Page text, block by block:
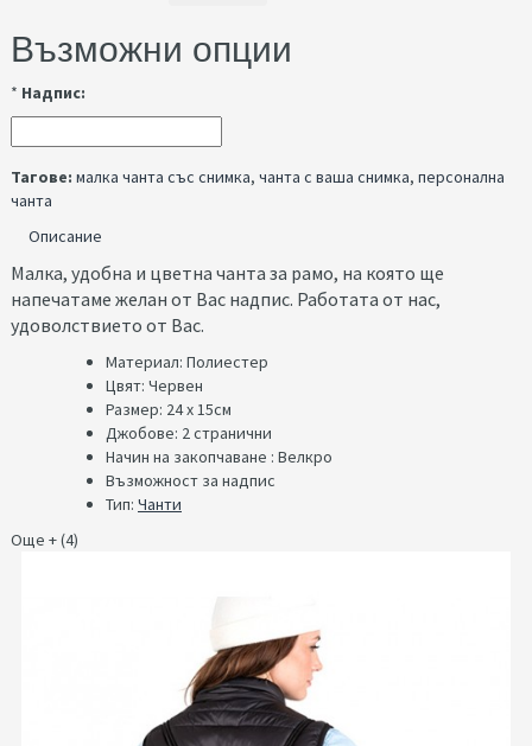
Възможни опции
* Надпис:
Тагове: малка чанта със снимка, чанта с ваша снимка, персонална
чанта
Описание
Малка, удобна и цветна чанта за рамо, на която ще
напечатаме желан от Вас надпис. Работата от нас,
удоволствието от Вас.
Материал: Полиестер
Цвят: Червен
Размер: 24 x 15см
Джобове: 2 странични
Начин на закопчаване : Велкро
Възможност за надпис
Тип: Чанти
Още + (4)